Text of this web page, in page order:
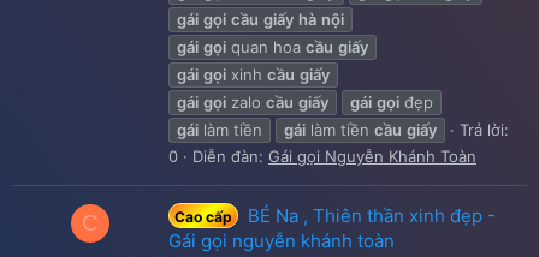
gái gọi cầu giấy hà nội
gái gọi quan hoa cầu giấy
gái gọi xinh cầu giấy
gái gọi zalo cầu giấy gái gọi đẹp
gái làm tiền gái làm tiền cầu giấy
Trả lời:
0
Diễn đàn: Gái gọi Nguyễn Khánh Toàn
C Cao cấp
BÉ Na , Thiên thần xinh đẹp -
Gái gọi nguyễn khánh toàn